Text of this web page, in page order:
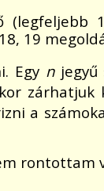
19
Egy njegyű
zárhatjuk
a
rontottam